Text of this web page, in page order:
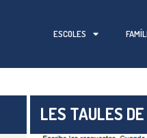
ESCOLES
LES TAULES